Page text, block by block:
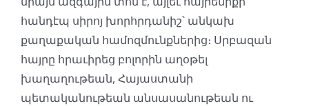
հանդէպ սիրոյ խորհրդանիշ՝ անկախ
քաղաքական համոզմունքներից։ Սրբազան
հայրը հրաւիրեց բոլորին աղօթել
խաղաղութեան, Հայաստանի
պետականութեան անսասանութեան ու